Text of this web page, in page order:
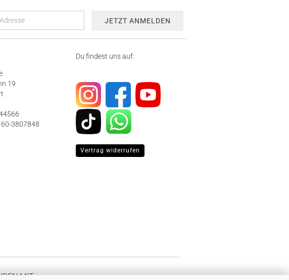
19
3807848
Du findest uns auf:
Vertrag widerrufen
MIT